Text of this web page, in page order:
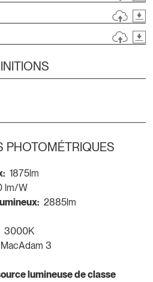
PHOTOMÉTRIQUES
1875lm
lm/W
2885lm
3000K
MacAdam 3
lumineuse de classe